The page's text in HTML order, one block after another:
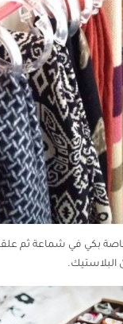
بكي في شماعة ثم